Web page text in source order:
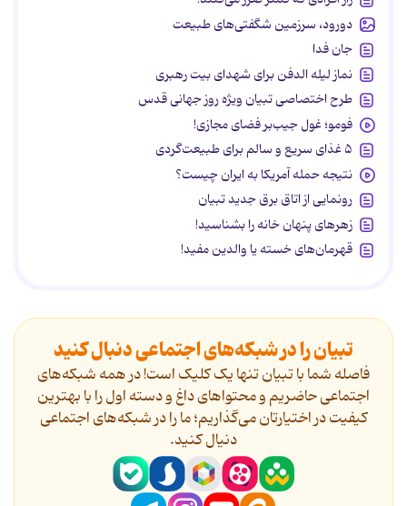
دورود، سرزمین شگفتی‌های طبیعت
جان فدا
نماز لیله الدفن برای شهدای بیت رهبری
طرح اختصاصی تبیان ویژه روز جهانی قدس
فومو؛ غول جیب‌بر فضای مجازی!
۵ غذای سریع و سالم برای طبیعت‌گردی
نتیجه حمله آمریکا به ایران چیست؟
رونمایی از اتاق برق جدید تبیان
زهرهای پنهان خانه را بشناسید!
قهرمان‌های خسته یا والدین مفید!
تبیان را در شبکه‌های اجتماعی دنبال کنید
فاصله شما با تبیان تنها یک کلیک است! در همه شبکه‌های
اجتماعی حاضریم و محتواهای داغ و دسته اول را با بهترین
کیفیت در اختیارتان می‌گذاریم؛ ما را در شبکه‌های اجتماعی
دنیال کنید.